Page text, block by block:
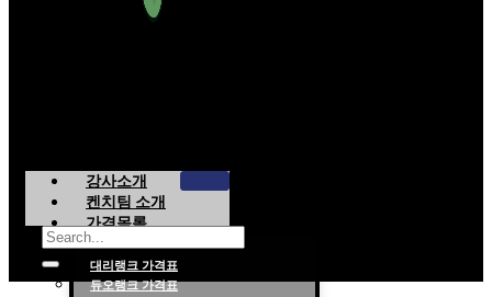
강사소개
켄치팀 소개
가격목록
대리랭크 가격표
듀오랭크 가격표